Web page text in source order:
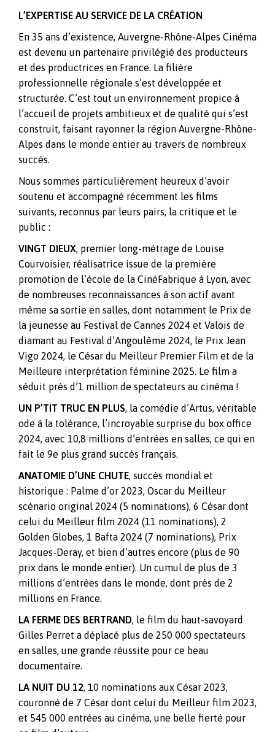
L’EXPERTISE AU SERVICE DE LA CRÉATION
En 35 ans d’existence, Auvergne-Rhône-Alpes Cinéma
est devenu un partenaire privilégié des producteurs
et des productrices en France. La filière
professionnelle régionale s’est développée et
structurée. C’est tout un environnement propice à
l’accueil de projets ambitieux et de qualité qui s’est
construit, faisant rayonner la région Auvergne-Rhône-
Alpes dans le monde entier au travers de nombreux
succès.
Nous sommes particulièrement heureux d’avoir
soutenu et accompagné récemment les films
suivants, reconnus par leurs pairs, la critique et le
public :
VINGT DIEUX, premier long-métrage de Louise
Courvoisier, réalisatrice issue de la première
promotion de l’école de la CinéFabrique à Lyon, avec
de nombreuses reconnaissances à son actif avant
même sa sortie en salles, dont notamment le Prix de
la jeunesse au Festival de Cannes 2024 et Valois de
diamant au Festival d’Angoulême 2024, le Prix Jean
Vigo 2024, le César du Meilleur Premier Film et de la
Meilleure interprétation féminine 2025. Le film a
séduit près d’1 million de spectateurs au cinéma !
UN P’TIT TRUC EN PLUS, la comédie d’Artus, véritable
ode à la tolérance, l’incroyable surprise du box office
2024, avec 10,8 millions d’entrées en salles, ce qui en
fait le 9e plus grand succès français.
ANATOMIE D’UNE CHUTE, succès mondial et
historique : Palme d’or 2023, Oscar du Meilleur
scénario original 2024 (5 nominations), 6 César dont
celui du Meilleur film 2024 (11 nominations), 2
Golden Globes, 1 Bafta 2024 (7 nominations), Prix
Jacques-Deray, et bien d’autres encore (plus de 90
prix dans le monde entier). Un cumul de plus de 3
millions d’entrées dans le monde, dont près de 2
millions en France.
LA FERME DES BERTRAND, le film du haut-savoyard
Gilles Perret a déplacé plus de 250 000 spectateurs
en salles, une grande réussite pour ce beau
documentaire.
LA NUIT DU 12, 10 nominations aux César 2023,
couronné de 7 César dont celui du Meilleur film 2023,
et 545 000 entrées au cinéma, une belle fierté pour